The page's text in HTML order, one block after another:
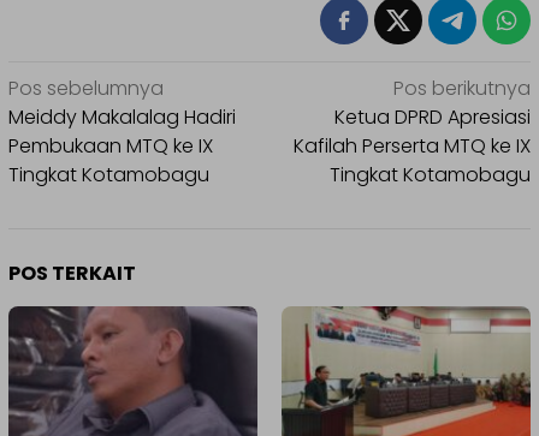
Navigasi
pos
Pos sebelumnya
Meiddy Makalalag Hadiri
Pembukaan MTQ ke IX
Tingkat Kotamobagu
Pos berikutnya
Ketua DPRD Apresiasi
Kafilah Perserta MTQ ke IX
Tingkat Kotamobagu
POS TERKAIT